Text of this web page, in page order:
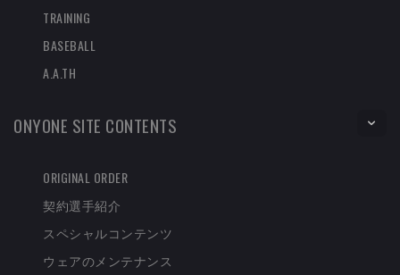
TRAINING
BASEBALL
A.A.TH
ONYONE SITE CONTENTS
ORIGINAL ORDER
契約選手紹介
スペシャルコンテンツ
ウェアのメンテナンス